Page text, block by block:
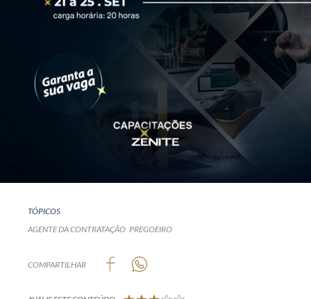
TÓPICOS
AGENTE DA CONTRATAÇÃO PREGOEIRO
COMPARTILHAR